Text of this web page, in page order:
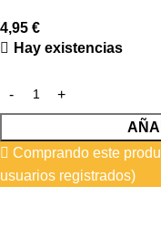
4,95 €
Hay existencias
Comprando este
usuarios registrados)